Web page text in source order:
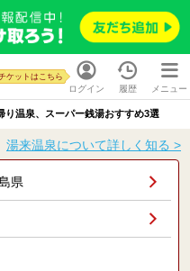
ログイン
ケットはこちら
履歴 メニュー
り温泉、スーパー銭湯おすすめ3選
湯来温泉について詳しく知る >
県